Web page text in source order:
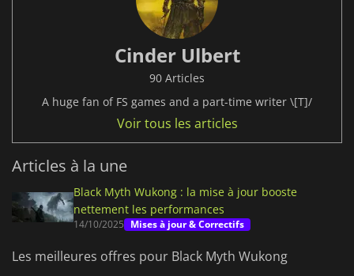
Cinder Ulbert
90 Articles
A huge fan of FS games and a part-time writer \[T]/
Voir tous les articles
Articles à la une
Black Myth Wukong : la mise à jour booste
nettement les performances
14/10/2025 Mises à jour & Correctifs
Les meilleures offres pour Black Myth Wukong